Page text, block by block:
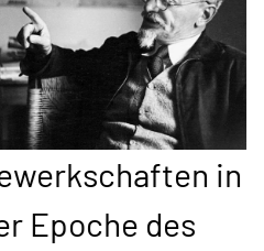
in
Epoche des